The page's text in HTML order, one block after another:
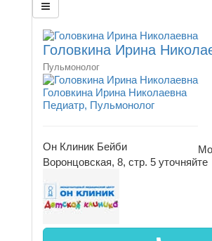
Головкина Ирина
Пульмонолог
Головкина Ирина Николаевна
Педиатр, Пульмонолог
Он Клиник Бейби
Воронцовская, 8, стр. 5 уточняйте